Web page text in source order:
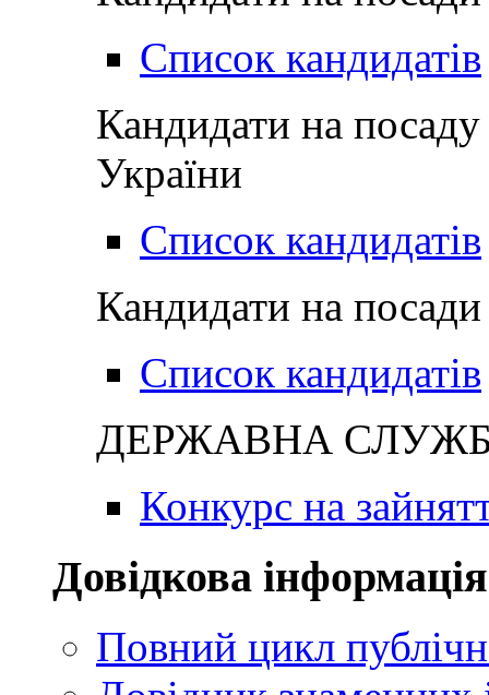
Список кандидатів
Кандидати на
України
Список кандидатів
Кандидати на посади
Список кандидатів
ДЕРЖАВНА
Конкурс на
Довідкова інформація
Повний цикл